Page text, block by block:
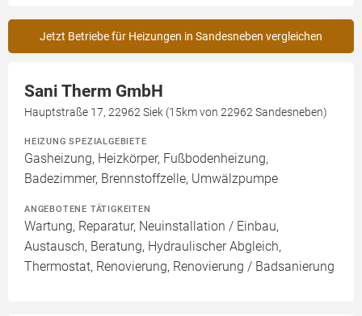
Jetzt Betriebe für Heizungen in Sandesneben vergleichen
Sani Therm GmbH
Hauptstraße 17, 22962 Siek (15km von 22962 Sandesneben)
HEIZUNG SPEZIALGEBIETE
Gasheizung, Heizkörper, Fußbodenheizung,
Badezimmer, Brennstoffzelle, Umwälzpumpe
ANGEBOTENE TÄTIGKEITEN
Wartung, Reparatur, Neuinstallation / Einbau,
Austausch, Beratung, Hydraulischer Abgleich,
Thermostat, Renovierung, Renovierung / Badsanierung